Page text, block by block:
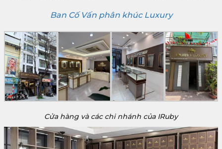
Ban Cố Vấn phân khúc Luxury
Cửa hàng và các chi nhánh của IRuby